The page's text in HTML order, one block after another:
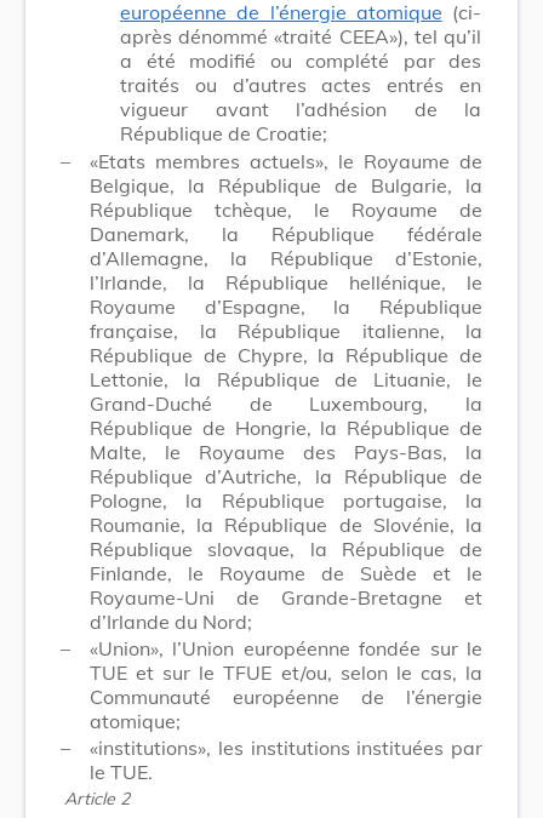
européenne de l’énergie atomique (ci-
après dénommé «traité CEEA»), tel qu’il
a été modifié ou complété par des
traités ou d’autres actes entrés en
vigueur avant l’adhésion de la
République de Croatie;
–
«Etats membres actuels», le Royaume de
Belgique, la République de Bulgarie, la
République tchèque, le Royaume de
Danemark, la République fédérale
d’Allemagne, la République d’Estonie,
l’Irlande, la République hellénique, le
Royaume d’Espagne, la République
française, la République italienne, la
République de Chypre, la République de
Lettonie, la République de Lituanie, le
Grand-Duché de Luxembourg, la
République de Hongrie, la République de
Malte, le Royaume des Pays-Bas, la
République d’Autriche, la République de
Pologne, la République portugaise, la
Roumanie, la République de Slovénie, la
République slovaque, la République de
Finlande, le Royaume de Suède et le
Royaume-Uni de Grande-Bretagne et
d’Irlande du Nord;
–
«Union», l’Union européenne fondée sur le
TUE et sur le TFUE et/ou, selon le cas, la
Communauté européenne de l’énergie
atomique;
–
«institutions», les institutions instituées par
le TUE.
Article 2